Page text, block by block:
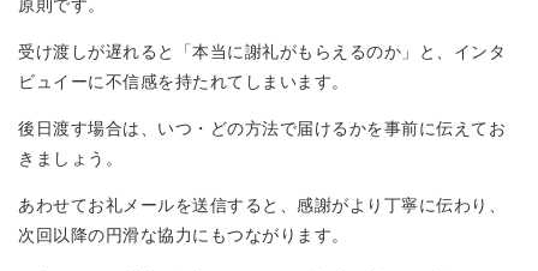
原則です。
受け渡しが遅れると「本当に謝礼がもらえるのか」と、インタ
ビュイーに不信感を持たれてしまいます。
後日渡す場合は、いつ・どの方法で届けるかを事前に伝えてお
きましょう。
あわせてお礼メールを送信すると、感謝がより丁寧に伝わり、
次回以降の円滑な協力にもつながります。